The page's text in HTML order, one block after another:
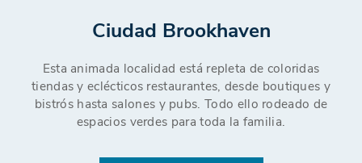
Ciudad Brookhaven
Esta animada localidad está repleta de coloridas
tiendas y eclécticos restaurantes, desde boutiques y
bistrós hasta salones y pubs. Todo ello rodeado de
espacios verdes para toda la familia.